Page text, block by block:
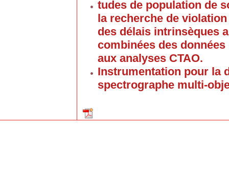
tudes de population de
la recherche de
des délais intrinsèques
combinées des
aux analyses CTAO.
Instrumentation pour la
spectrographe multi-